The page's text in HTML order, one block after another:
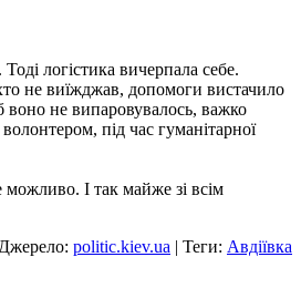
логістика вичерпала себе.
не виїжджав, допомоги вистачило
не випаровувалось, важко
під час гуманітарної
можливо. І так майже зі всім
Джерело: politic.kiev.ua | Теги: Авдіївка